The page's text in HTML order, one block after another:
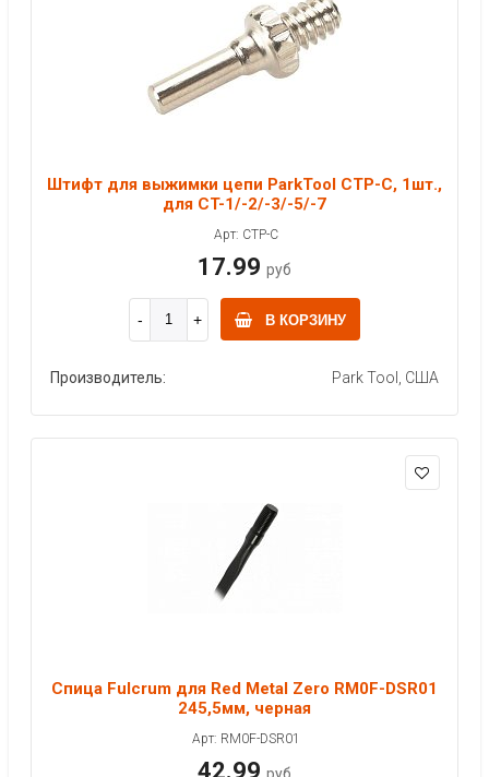
Штифт для выжимки цепи ParkTool CTP-C, 1шт.,
для CT-1/-2/-3/-5/-7
Арт: CTP-C
17.99 руб
В КОРЗИНУ
Производитель: Park Tool, США
Спица Fulcrum для Red Metal Zero RM0F-DSR01
245,5мм, черная
Арт: RM0F-DSR01
42.99 руб